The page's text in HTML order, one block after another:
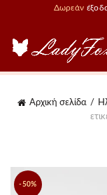
Δωρεάν
Αρχική σελίδα
-50%